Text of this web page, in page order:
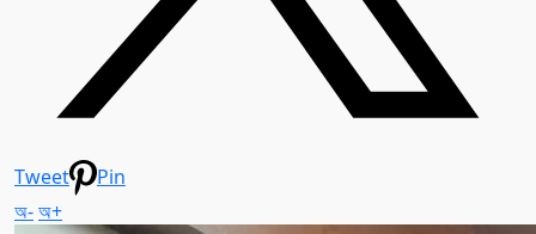
Tweet
Pin
অ-অ+